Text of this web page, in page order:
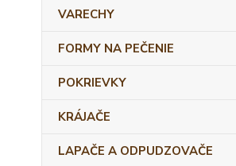
VARECHY
FORMY NA PEČENIE
POKRIEVKY
KRÁJAČE
LAPAČE A ODPUDZOVAČE